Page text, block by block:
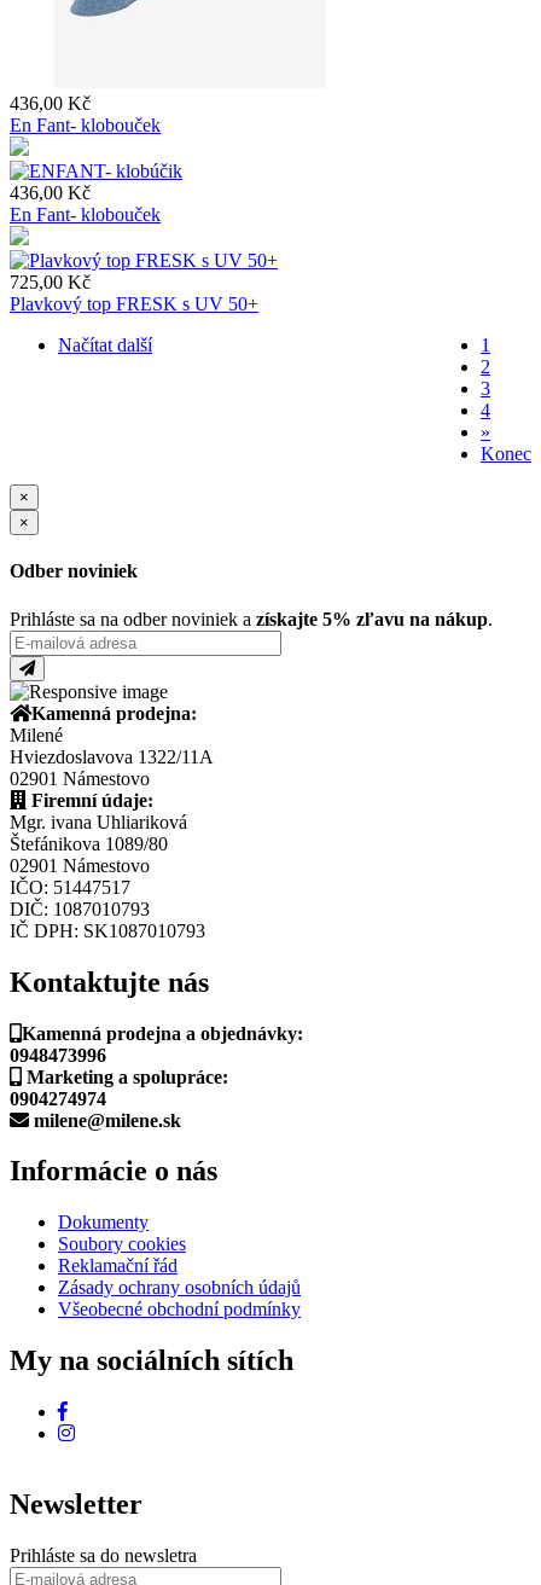
436,00 Kč
En Fant- klobouček
436,00 Kč
En Fant- klobouček
725,00 Kč
Plavkový top FRESK s UV 50+
Pagination
Current
page
1
Stránka
2
Stránka
3
Stránka
4
Next
page
»
Last
Konec
Načítat další
×
×
Odber noviniek
Prihláste sa na odber noviniek a získajte 5% zľavu na nákup.
Kamenná prodejna:
Milené
Hviezdoslavova 1322/11A
02901 Námestovo
Firemní údaje:
Mgr. ivana Uhliariková
Štefánikova 1089/80
02901 Námestovo
IČO: 51447517
DIČ: 1087010793
IČ DPH: SK1087010793
Kontaktujte nás
Kamenná prodejna a objednávky:
0948473996
Marketing a spolupráce:
0904274974
milene@milene.sk
Informácie o nás
Dokumenty
Soubory cookies
Reklamační řád
Zásady ochrany osobních údajů
Všeobecné obchodní podmínky
My na sociálních sítích
Newsletter
Prihláste sa do newsletra